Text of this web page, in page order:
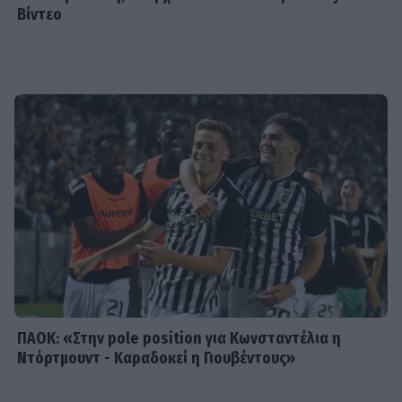
στιγμιότυπο
SHOWBIZ
«Εκείνες… κι εγώ»: Η τρυφερή
ανάρτηση του Κώστα Καραφώτη με
την κόρη και τη σύζυγό του
Βίντεο
ΠΑΟΚ: «Στην pole position για Κωνσταντέλια η
Ντόρτμουντ - Καραδοκεί η Γιουβέντους»